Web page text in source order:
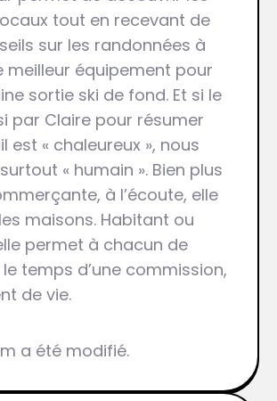
tout en recevant de
sur les randonnées à
meilleur équipement pour
sortie ski de fond. Et si le
par Claire pour résumer
est « chaleureux », nous
« humain ». Bien plus
à l’écoute, elle
maisons. Habitant ou
permet à chacun de
temps d’une commission,
de vie.
a été modifié.